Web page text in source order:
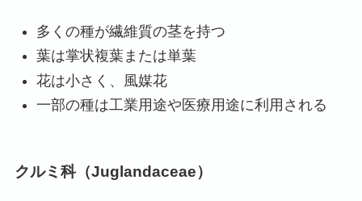
多くの種が繊維質の茎を持つ
葉は掌状複葉または単葉
花は小さく、風媒花
一部の種は工業用途や医療用途に利用される
クルミ科（Juglandaceae）